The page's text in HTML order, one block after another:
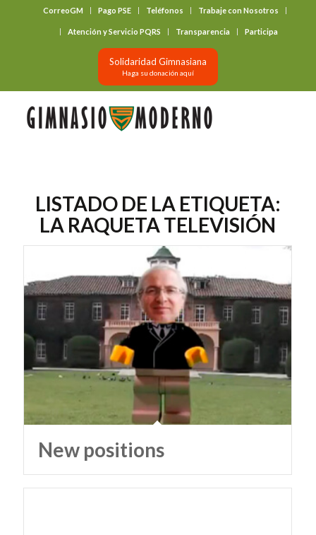
CorreoGM Pago PSE Teléfonos Trabaje con Nosotros
Atención y Servicio PQRS Transparencia Participa
Solidaridad Gimnasiana
Haga su donación aquí
LISTADO DE LA ETIQUETA:
LA RAQUETA TELEVISIÓN
New positions